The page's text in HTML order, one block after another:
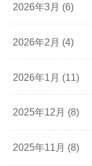
2026年3月 (6)
2026年2月 (4)
2026年1月 (11)
2025年12月 (8)
2025年11月 (8)